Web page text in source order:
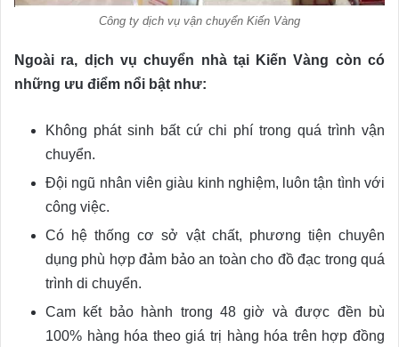
Công ty dịch vụ vận chuyển Kiến Vàng
Ngoài ra, dịch vụ chuyển nhà tại Kiến Vàng còn có
những ưu điểm nổi bật như:
Không phát sinh bất cứ chi phí trong quá trình vận
chuyển.
Đội ngũ nhân viên giàu kinh nghiệm, luôn tận tình với
công việc.
Có hệ thống cơ sở vật chất, phương tiện chuyên
dụng phù hợp đảm bảo an toàn cho đồ đạc trong quá
trình di chuyển.
Cam kết bảo hành trong 48 giờ và được đền bù
100% hàng hóa theo giá trị hàng hóa trên hợp đồng